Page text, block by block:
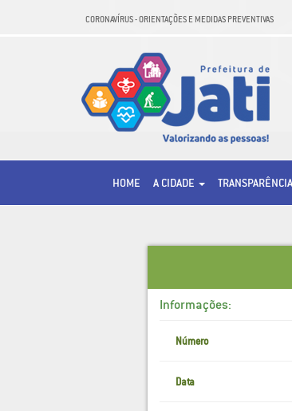
CORONAVÍRUS - ORIENTAÇÕES E MEDIDAS PREVENTIVAS
HOME A CIDADE TRANSPARÊNCIA
Informações:
Número
Data